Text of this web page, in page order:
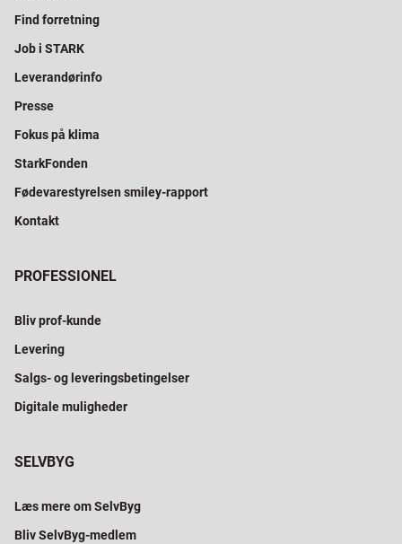
Find forretning
Job i STARK
Leverandørinfo
Presse
Fokus på klima
StarkFonden
Fødevarestyrelsen smiley-rapport
Kontakt
PROFESSIONEL
Bliv prof-kunde
Levering
Salgs- og leveringsbetingelser
Digitale muligheder
SELVBYG
Læs mere om SelvByg
Bliv SelvByg-medlem